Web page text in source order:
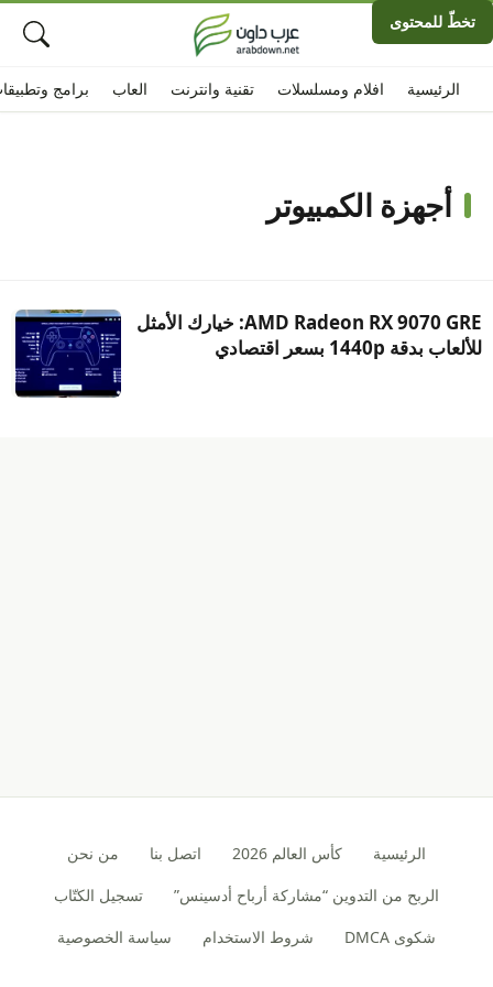
تخطّ للمحتوى
الرئيسية افلام ومسلسلات تقنية وانترنت العاب برامج
أجهزة الكمبيوتر
AMD Radeon RX 9070 GRE: خيارك الأمثل
للألعاب بدقة 1440p بسعر اقتصادي
الرئيسية كأس العالم 2026 اتصل بنا
من نحن
الربح من التدوين “مشاركة أرباح أدسينس”
تسجيل الكتّاب
شكوى DMCA
شروط الاستخدام سياسة الخصوصية